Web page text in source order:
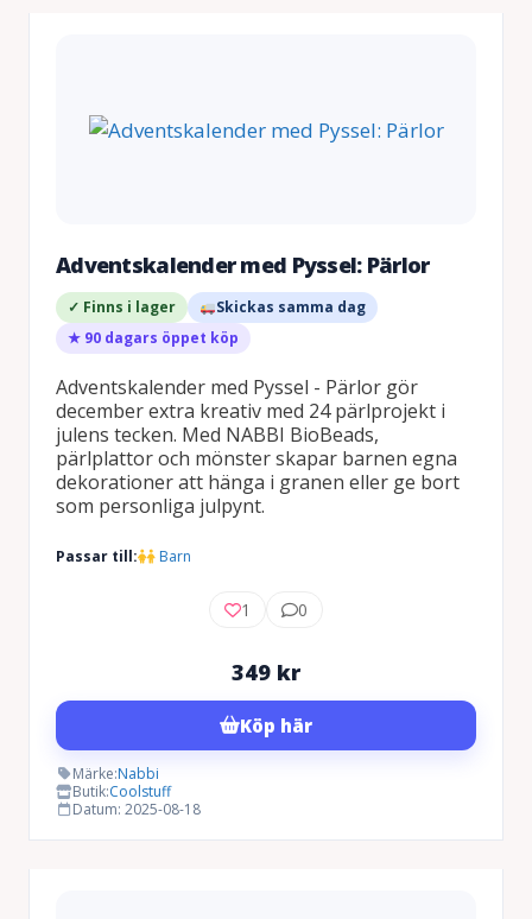
Adventskalender med Pyssel: Pärlor
✓ Finns i lager
Skickas samma dag
★ 90 dagars öppet köp
Adventskalender med Pyssel - Pärlor gör
december extra kreativ med 24 pärlprojekt i
julens tecken. Med NABBI BioBeads,
pärlplattor och mönster skapar barnen egna
dekorationer att hänga i granen eller ge bort
som personliga julpynt.
Passar till: Barn
1 0
349 kr
Köp här
Märke:Nabbi
Butik:Coolstuff
Datum: 2025-08-18